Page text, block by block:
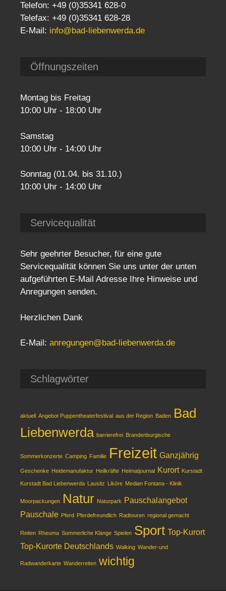
Telefon: +49 (0)35341 628-0
Telefax: +49 (0)35341 628-28
E-Mail: info@bad-liebenwerda.de
Öffnungszeiten
Montag bis Freitag
10:00 Uhr - 18:00 Uhr
Samstag
10:00 Uhr - 14:00 Uhr
Sonntag (01.04. bis 31.10.)
10:00 Uhr - 14:00 Uhr
Servicequalität
Sehr geehrter Besucher, für eine gute
Servicequalität können Sie uns unter der unten
aufgeführten E-Mail Adresse Ihre Hinweise und
Anregungen senden.
Herzlichen Dank
E-Mail: anregungen@bad-liebenwerda.de
Schlagwörter
aktuell Angebot Puppentheaterfestival aus der Region Baden Bad
Liebenwerda barrierefrei Brandenburgische
Sommerkonzerte Camping Familie Freizeit Ganzjährig
Geschenke Heidemanufaktur Heilkräfte Heimatjournal Kurort Kurstadt
Kurstadt Bad Liebenwerda Lausitz Liköre Median Fontana - Klinik
Moorpackungen Natur Naturpark
Pauschalangebot
Pauschale Pferd Pferdefreundlich Radtouren regional gemacht
Reiten Rheuma Sommerliche Klänge Spielen Sport Top-Kurort
Top-Kurorte Deutschlands Walking Wander-und
Radwanderkarte Wanderreiten wichtig